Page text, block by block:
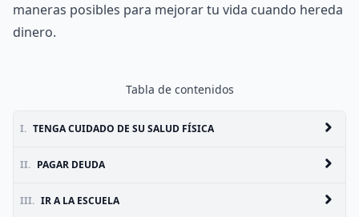
maneras posibles para mejorar tu vida cuando hereda
dinero.
Tabla de contenidos
I. TENGA CUIDADO DE SU SALUD FÍSICA
II. PAGAR DEUDA
III. IR A LA ESCUELA